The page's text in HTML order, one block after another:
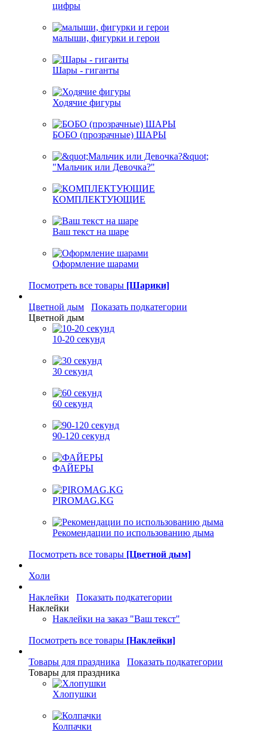
цифры
малыши, фигурки и герои
Шары - гиганты
Ходячие фигуры
БОБО (прозрачные) ШАРЫ
"Мальчик или Девочка?"
КОМПЛЕКТУЮЩИЕ
Ваш текст на шаре
Оформление шарами
Посмотреть все товары [Шарики]
Цветной дым
Показать подкатегории
Цветной дым
10-20 секунд
30 секунд
60 секунд
90-120 секунд
ФАЙЕРЫ
PIROMAG.KG
Рекомендации по использованию дыма
Посмотреть все товары [Цветной дым]
Холи
Наклейки
Показать подкатегории
Наклейки
Наклейки на заказ "Ваш текст"
Посмотреть все товары [Наклейки]
Товары для праздника
Показать подкатегории
Товары для праздника
Хлопушки
Колпачки